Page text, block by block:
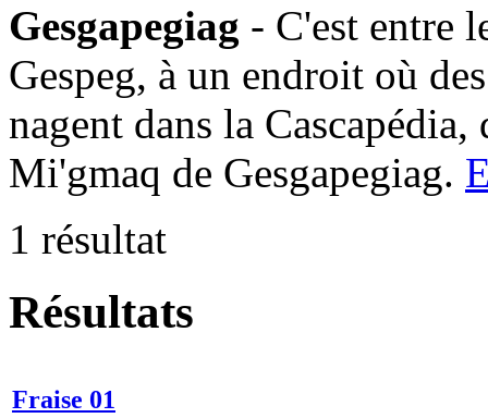
Gesgapegiag - C'est entre
Gespeg, à un endroit où
nagent dans la
Mi'gmaq de Gesgapegiag.
1 résultat
Résultats
Fraise 01